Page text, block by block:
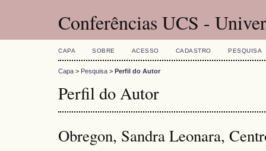
Conferências UCS -
CAPA SOBRE ACESSO CADASTRO PESQUISA
Capa > Pesquisa > Perfil do Autor
Perfil do Autor
Obregon, Sandra Leonara,